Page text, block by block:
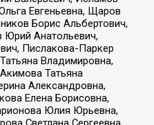
Евгеньевна, Щаров
Борис Альбертович,
Юрий Анатольевич,
Пислакова-Паркер
Владимировна,
Татьяна
Александровна,
Елена Борисовна,
Юлия Юрьевна,